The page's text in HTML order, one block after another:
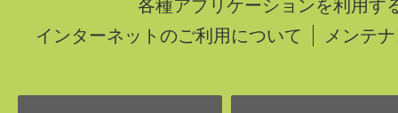
各種アプリケーションを利用す
インターネットのご利用について
メンテ